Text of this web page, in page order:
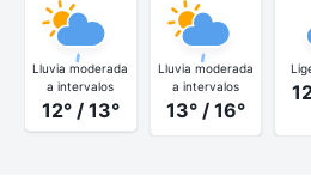
Lluvia moderada
a intervalos
12° / 13°
Lluvia moderada
a intervalos
13° / 16°